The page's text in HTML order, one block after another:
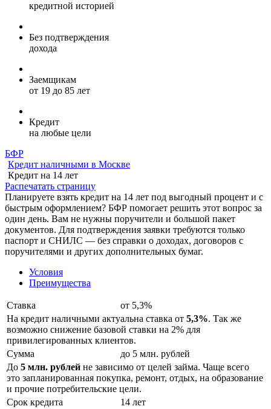
кредитной историей
Без подтверждения
дохода
Заемщикам
от 19 до 85 лет
Кредит
на любые цели
БФР
Кредит наличными в Москве
Кредит на 14 лет
Распечатать страницу
Планируете взять кредит на 14 лет под выгодный процент и с
быстрым оформлением? БФР помогает решить этот вопрос за
один день. Вам не нужны поручители и большой пакет
документов. Для подтверждения заявки требуются только
паспорт и СНИЛС — без справки о доходах, договоров с
поручителями и других дополнительных бумаг.
Условия
Преимущества
Ставка
от 5,3%
На кредит наличными актуальна ставка от 5,3%. Так же
возможно снижение базовой ставки на 2% для
привилегированных клиентов.
Сумма
до 5 млн. рублей
До 5 млн. рублей не зависимо от целей займа. Чаще всего
это запланированная покупка, ремонт, отдых, на образование
и прочие потребительские цели.
Срок кредита
14 лет